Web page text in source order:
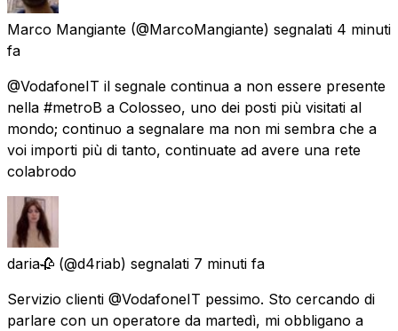
Marco Mangiante (@MarcoMangiante) segnalati 4 minuti
fa
@VodafoneIT il segnale continua a non essere presente
nella #metroB a Colosseo, uno dei posti più visitati al
mondo; continuo a segnalare ma non mi sembra che a
voi importi più di tanto, continuate ad avere una rete
colabrodo
daria🥀 (@d4riab) segnalati 7 minuti fa
Servizio clienti @VodafoneIT pessimo. Sto cercando di
parlare con un operatore da martedì, mi obbligano a